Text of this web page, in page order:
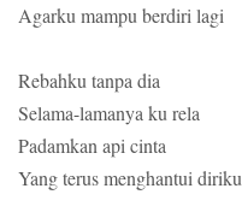
Agarku mampu berdiri lagi
Rebahku tanpa dia
Selama-lamanya ku rela
Padamkan api cinta
Yang terus menghantui diriku